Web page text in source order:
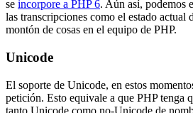
se incorpore a PHP 6. Aún así, podemos
las transcripciones como el estado actual
montón de cosas en el equipo de PHP.
Unicode
El soporte de Unicode, en estos
petición. Esto equivale a que PHP tenga
tanto Unicode como no-Unicode de